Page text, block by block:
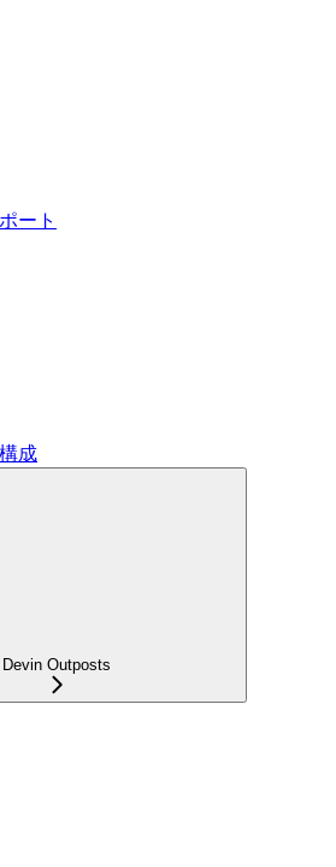
ート
成
Devin Outposts